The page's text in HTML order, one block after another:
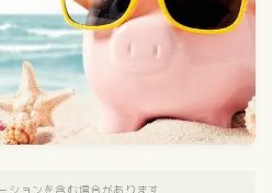
ションを含む場合があります